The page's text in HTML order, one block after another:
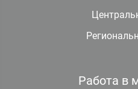
Работа в